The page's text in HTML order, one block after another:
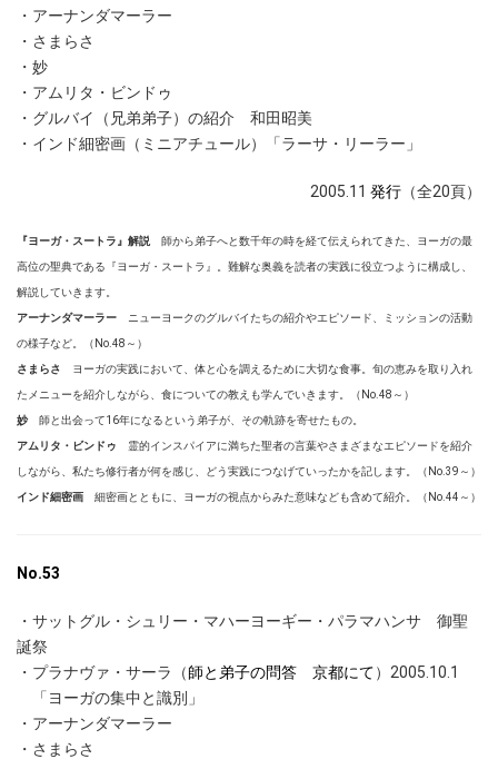
・アーナンダマーラー
・さまらさ
・妙
・アムリタ・ビンドゥ
・グルバイ（兄弟弟子）の紹介 和田昭美
・インド細密画（ミニアチュール）「ラーサ・リーラー」
2005.11 発行 （全20頁）
『ヨーガ・スートラ』解説 師から弟子へと数千年の時を経て伝えられてきた、ヨーガの最
高位の聖典である『ヨーガ・スートラ』。難解な奥義を読者の実践に役立つように構成し、
解説していきます。
アーナンダマーラー ニューヨークのグルバイたちの紹介やエピソード、ミッションの活動
の様子など。（No.48～）
さまらさ ヨーガの実践において、体と心を調えるために大切な食事。旬の恵みを取り入れ
たメニューを紹介しながら、食についての教えも学んでいきます。（No.48～）
妙 師と出会って16年になるという弟子が、その軌跡を寄せたもの。
アムリタ・ビンドゥ 霊的インスパイアに満ちた聖者の言葉やさまざまなエピソードを紹介
しながら、私たち修行者が何を感じ、どう実践につなげていったかを記します。（No.39～）
インド細密画 細密画とともに、ヨーガの視点からみた意味なども含めて紹介。（No.44～）
No.53
・サットグル・シュリー・マハーヨーギー・パラマハンサ 御聖
誕祭
・ プラナヴァ・サーラ（師と弟子の問答 京都にて）2005.10.1
「ヨーガの集中と識別」
・アーナンダマーラー
・さまらさ